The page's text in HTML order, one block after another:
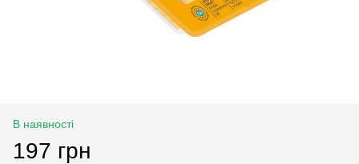
В наявності
197 грн